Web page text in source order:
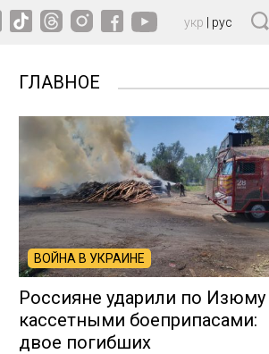
укр рус
ГЛАВНОЕ
ВОЙНА В УКРАИНЕ
Россияне ударили по Изюму
кассетными боеприпасами:
двое погибших